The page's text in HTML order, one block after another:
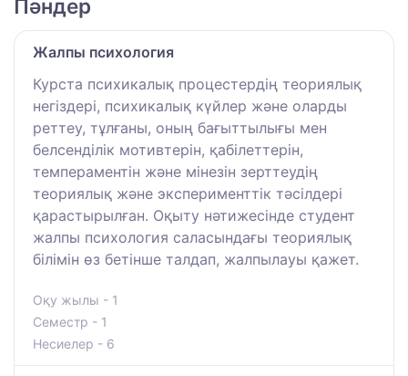
Пәндер
Жалпы психология
Курста психикалық процестердің теориялық
негіздері, психикалық күйлер және оларды
реттеу, тұлғаны, оның бағыттылығы мен
белсенділік мотивтерін, қабілеттерін,
темпераментін және мінезін зерттеудің
теориялық және эксперименттік тәсілдері
қарастырылған. Оқыту нәтижесінде студент
жалпы психология саласындағы теориялық
білімін өз бетінше талдап, жалпылауы қажет.
Оқу жылы - 1
Семестр - 1
Несиелер - 6